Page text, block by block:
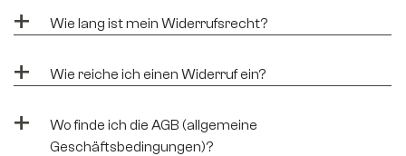
+ Wie lang ist mein Widerrufsrecht?
+ Wie reiche ich einen Widerruf ein?
+
Wo finde ich die AGB (allgemeine
Geschäftsbedingungen)?